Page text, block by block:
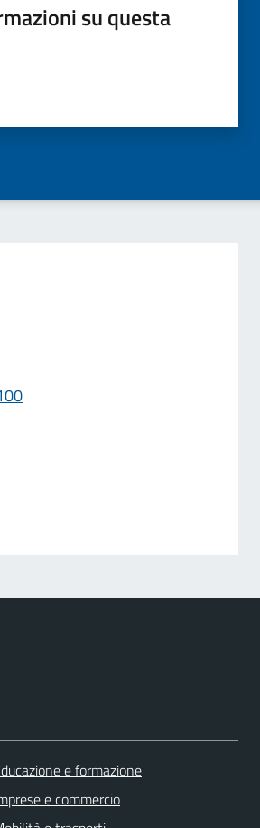
su questa
e formazione
e commercio